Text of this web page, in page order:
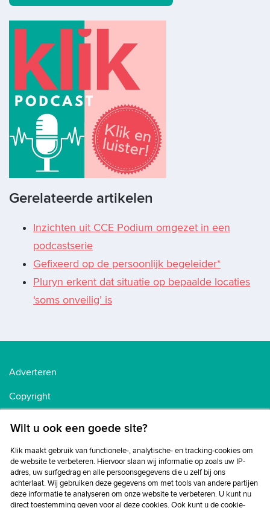
Gerelateerde artikelen
Inzichten uit CCE Podium omgezet in een
podcastserie
Gefixeerd op de persoonlijk begeleider*
Pluryn erkent dat situatie op bepaalde locaties
‘soms onveilig’ is
Adverteren
Copyright
Privacybeleid
Disclaimer
Wilt u ook een goede site?
Klik maakt gebruik van functionele-, analytische- en tracking-cookies om
de website te verbeteren. Hiervoor slaan wij informatie op zoals uw IP-
adres, uw surfgedrag en alle persoonsgegevens die u zelf bij ons
achterlaat. Wij gebruiken deze gegevens om met tools van andere partijen
deze informatie te analyseren om onze website te verbeteren. U kunt nu
direct toestemming geven voor al deze cookies. Ook kunt u de cookie-